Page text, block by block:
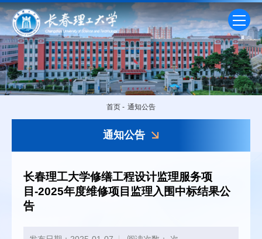
通知公告
首页 - 通知公告
长春理工大学修缮工程设计监理服务项
目-2025年度维修项目监理入围中标结果公
告